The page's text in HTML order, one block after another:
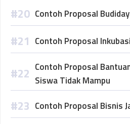
Contoh Proposal
Contoh Proposal
Contoh Proposal
Siswa Tidak Mampu
Contoh Proposal Bisnis